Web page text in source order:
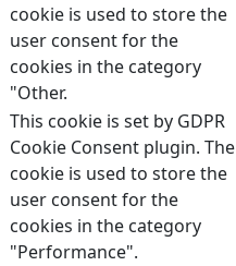
cookie is used to store the
user consent for the
cookies in the category
"Other.
This cookie is set by GDPR
Cookie Consent plugin. The
cookie is used to store the
user consent for the
cookies in the category
"Performance".